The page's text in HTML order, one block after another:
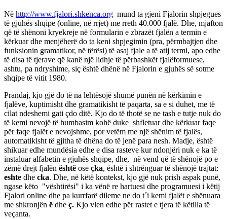
Në http://www.fjalori.shkenca.org mund ta gjeni Fjalorin shpjegues
të gjuhës shqipe (online, në rrjet) me rreth 40.000 fjalë. Dhe, mjafton
që të shënoni kryekreje në formularin e zbrazët fjalën a termin e
kërkuar dhe menjëherë do ta keni shpjegimin (pra, përmbajtjen dhe
funksionin gramatikor, në tërësi) të asaj fjale a të atij termi, apo edhe
të disa të tjerave që kanë një lidhje të përbashkët fjalëformuese,
ashtu, pa ndryshime, siç është dhënë në Fjalorin e gjuhës së sotme
shqipe të vitit 1980.
Prandaj, kjo gjë do të na lehtësojë shumë punën në kërkimin e
fjalëve, kuptimisht dhe gramatikisht të paqarta, sa e si duhet, me të
cilat ndeshemi gati çdo ditë. Kjo do të thotë se ne tash e tutje nuk do
të kemi nevojë të humbasim kohë duke shfletuar dhe kërkuar faqe
për faqe fjalët e nevojshme, por vetëm me një shënim të fjalës,
automatikisht të gjitha të dhëna do të jenë para nesh. Madje, është
shikuar edhe mundësia edhe e disa rasteve kur ndonjëri nuk e ka të
instaluar alfabetin e gjuhës shqipe, dhe, në vend që të shënojë po e
zëmë drejt fjalën është ose çka, është i shtrënguar të shënojë trajtat:
eshte dhe cka. Dhe, në këtë kontekst, kjo gjë nuk prish aspak punë,
ngase këto "vështirësi" i ka vënë re hartuesi dhe programuesi i këtij
Fjalori online dhe pa kurrfarë dileme ne do t´i kemi fjalët e shënuara
me shkronjën ë dhe ç. Kjo vlen edhe për rastet e tjera të këtilla të
veçanta.